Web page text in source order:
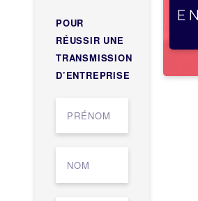
POUR
RÉUSSIR UNE
TRANSMISSION
D’ENTREPRISE